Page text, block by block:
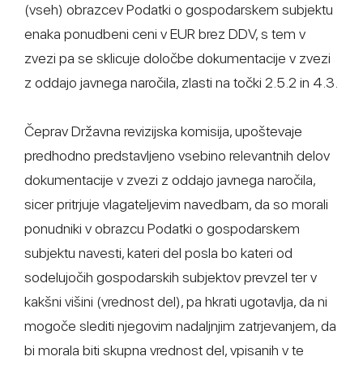
(vseh) obrazcev Podatki o gospodarskem subjektu
enaka ponudbeni ceni v EUR brez DDV, s tem v
zvezi pa se sklicuje določbe dokumentacije v zvezi
z oddajo javnega naročila, zlasti na točki 2.5.2 in 4.3.
Čeprav Državna revizijska komisija, upoštevaje
predhodno predstavljeno vsebino relevantnih delov
dokumentacije v zvezi z oddajo javnega naročila,
sicer pritrjuje vlagateljevim navedbam, da so morali
ponudniki v obrazcu Podatki o gospodarskem
subjektu navesti, kateri del posla bo kateri od
sodelujočih gospodarskih subjektov prevzel ter v
kakšni višini (vrednost del), pa hkrati ugotavlja, da ni
mogoče slediti njegovim nadaljnjim zatrjevanjem, da
bi morala biti skupna vrednost del, vpisanih v te